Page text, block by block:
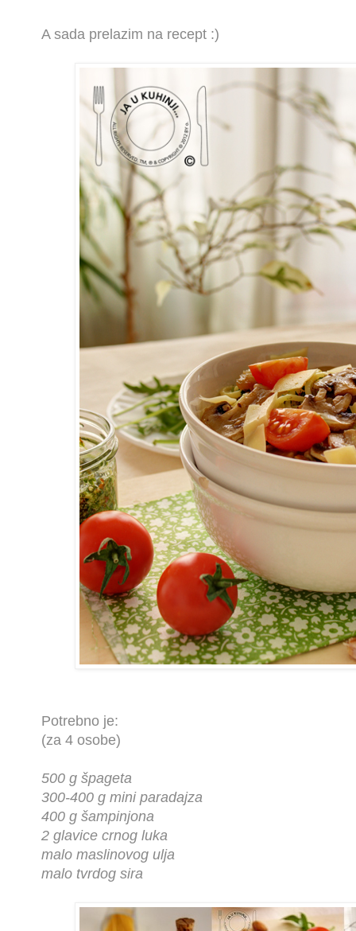
A sada prelazim na recept :)
Potrebno je:
(za 4 osobe)
500 g špageta
300-400 g mini paradajza
400 g šampinjona
2 glavice crnog luka
malo maslinovog ulja
malo tvrdog sira